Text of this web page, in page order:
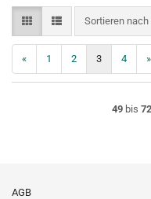
Sortieren nach
Sortieren nach
« 1 2 3 4 »
49bis 72
AGB